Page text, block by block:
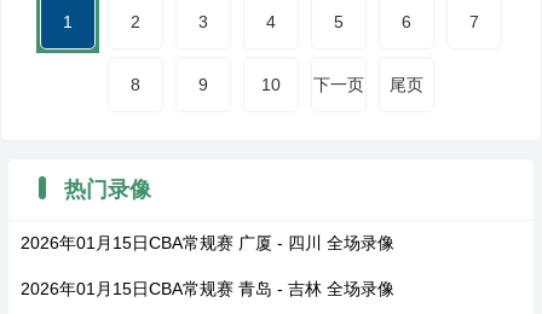
1 2 3 4 5 6 7
8 9 10 下一页 尾页
热门录像
2026年01月15日CBA常规赛 广厦 - 四川 全场录像
2026年01月15日CBA常规赛 青岛 - 吉林 全场录像